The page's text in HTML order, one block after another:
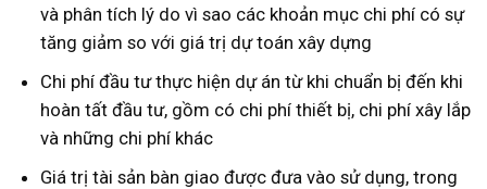
và phân tích lý do vì sao các khoản mục chi phí có sự
tăng giảm so với giá trị dự toán xây dựng
Chi phí đầu tư thực hiện dự án từ khi chuẩn bị đến khi
hoàn tất đầu tư, gồm có chi phí thiết bị, chi phí xây lắp
và những chi phí khác
Giá trị tài sản bàn giao được đưa vào sử dụng, trong